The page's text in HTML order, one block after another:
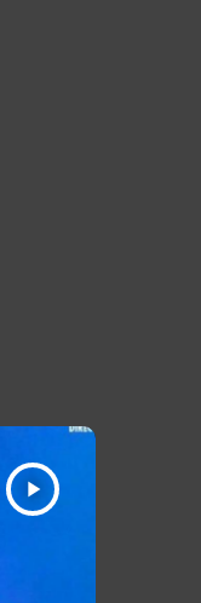
play_arrow